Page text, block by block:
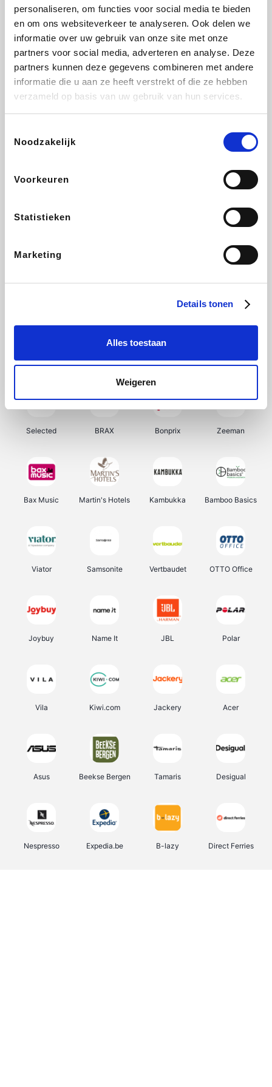
personaliseren, om functies voor social media te bieden
en om ons websiteverkeer te analyseren. Ook delen we
informatie over uw gebruik van onze site met onze
partners voor social media, adverteren en analyse. Deze
partners kunnen deze gegevens combineren met andere
informatie die u aan ze heeft verstrekt of die ze hebben
verzameld op basis van uw gebruik van hun services.
Noodzakelijk
Voorkeuren
Statistieken
Marketing
Details tonen
Alles toestaan
Weigeren
Weekendesk Sarenza Schiesser Interhome
Lufthansa
CheapTickets.be DeubaXXL
Samsung My Jewellery Delonghi Tennis Point
Selected BRAX Bonprix Zeeman
Bax Music Martin's Hotels Kambukka Bamboo Basics
Viator Samsonite Vertbaudet OTTO Office
Joybuy Name It JBL Polar
Vila Kiwi.com Jackery Acer
Asus Beekse Bergen Tamaris Desigual
Nespresso Expedia.be B-lazy Direct Ferries